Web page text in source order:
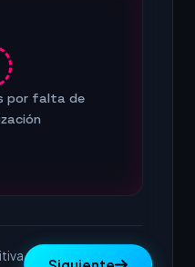
por falta de